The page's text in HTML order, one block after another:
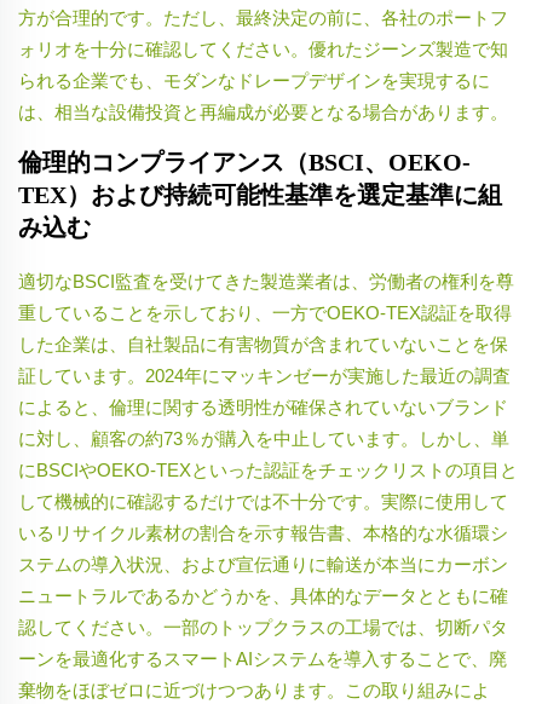
方が合理的です。ただし、最終決定の前に、各社のポートフ
ォリオを十分に確認してください。優れたジーンズ製造で知
られる企業でも、モダンなドレープデザインを実現するに
は、相当な設備投資と再編成が必要となる場合があります。
倫理的コンプライアンス（BSCI、OEKO-
TEX）および持続可能性基準を選定基準に組
み込む
適切なBSCI監査を受けてきた製造業者は、労働者の権利を尊
重していることを示しており、一方でOEKO-TEX認証を取得
した企業は、自社製品に有害物質が含まれていないことを保
証しています。2024年にマッキンゼーが実施した最近の調査
によると、倫理に関する透明性が確保されていないブランド
に対し、顧客の約73％が購入を中止しています。しかし、単
にBSCIやOEKO-TEXといった認証をチェックリストの項目と
して機械的に確認するだけでは不十分です。実際に使用して
いるリサイクル素材の割合を示す報告書、本格的な水循環シ
ステムの導入状況、および宣伝通りに輸送が本当にカーボン
ニュートラルであるかどうかを、具体的なデータとともに確
認してください。一部のトップクラスの工場では、切断パタ
ーンを最適化するスマートAIシステムを導入することで、廃
棄物をほぼゼロに近づけつつあります。この取り組みによ